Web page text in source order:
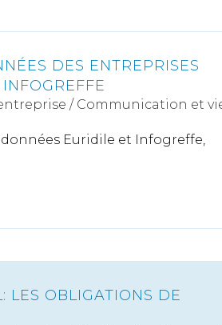
DES ENTREPRISES
/ Communication et
Euridile et Infogreffe,
LES OBLIGATIONS DE